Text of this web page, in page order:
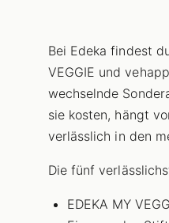
Bei Edeka findest
VEGGIE und
wechselnde
sie kosten, hängt
verlässlich in den
Die fünf
EDEKA MY